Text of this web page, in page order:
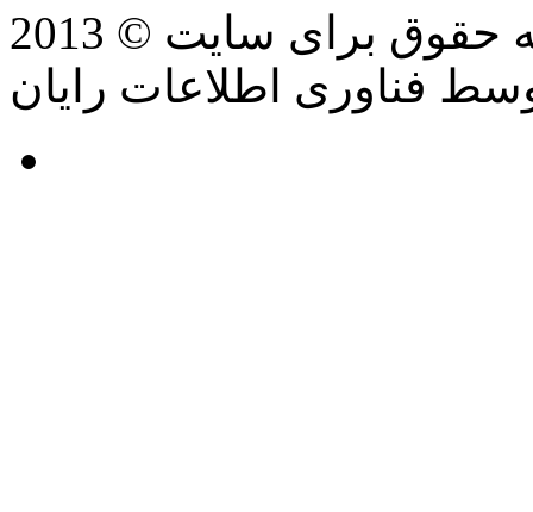
فناوری اطلاعات رایان